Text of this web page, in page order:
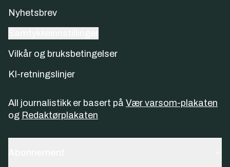
Nyhetsbrev
Vilkår og bruksbetingelser
KI-retningslinjer
All journalistikk er basert på Vær varsom-plakaten
og Redaktørplakaten